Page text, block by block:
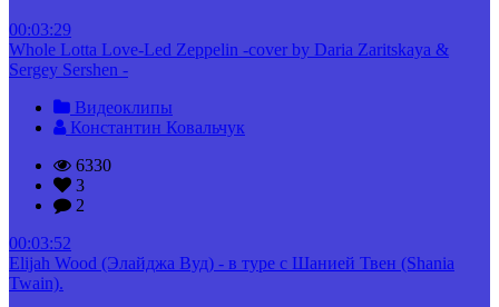
00:03:29
Whole Lotta Love-Led Zeppelin -cover by Daria Zaritskaya &
Sergey Sershen -
Видеоклипы
Константин Ковальчук
6330
3
2
00:03:52
Elijah Wood (Элайджа Вуд) - в туре с Шанией Твен (Shania
Twain).